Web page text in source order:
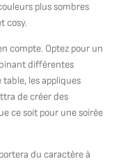
plus sombres
cosy.
compte. Optez pour un
différentes
les appliques
de créer des
ce soit pour une soirée
du caractère à